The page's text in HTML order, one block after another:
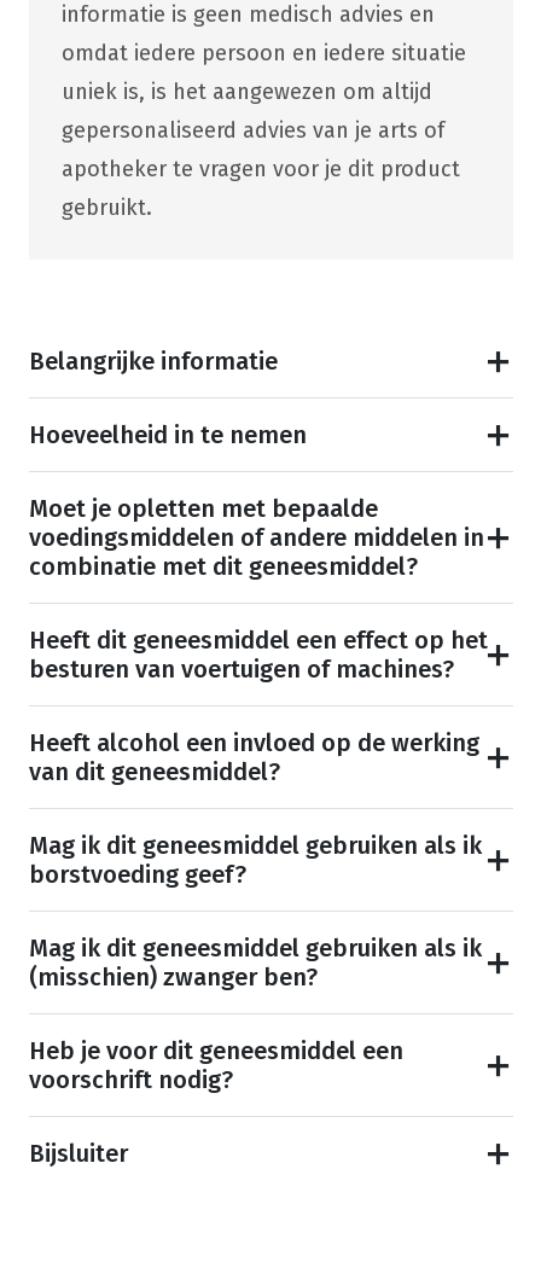
informatie is geen medisch advies en
omdat iedere persoon en iedere situatie
uniek is, is het aangewezen om altijd
gepersonaliseerd advies van je arts of
apotheker te vragen voor je dit product
gebruikt.
Belangrijke informatie
Hoeveelheid in te nemen
Moet je opletten met bepaalde
voedingsmiddelen of andere middelen in
combinatie met dit geneesmiddel?
Heeft dit geneesmiddel een effect op het
besturen van voertuigen of machines?
Heeft alcohol een invloed op de werking
van dit geneesmiddel?
Mag ik dit geneesmiddel gebruiken als ik
borstvoeding geef?
Mag ik dit geneesmiddel gebruiken als ik
(misschien) zwanger ben?
Heb je voor dit geneesmiddel een
voorschrift nodig?
Bijsluiter